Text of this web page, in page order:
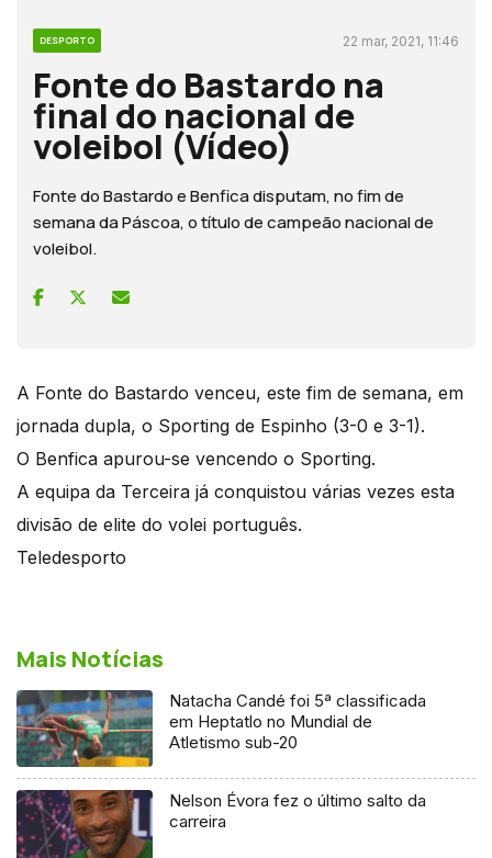
DESPORTO 22 mar, 2021, 11:46
Fonte do Bastardo na
final do nacional de
voleibol (Vídeo)
Fonte do Bastardo e Benfica disputam, no fim de
semana da Páscoa, o título de campeão nacional de
voleibol.
A Fonte do Bastardo venceu, este fim de semana, em
jornada dupla, o Sporting de Espinho (3-0 e 3-1).
O Benfica apurou-se vencendo o Sporting.
A equipa da Terceira já conquistou várias vezes esta
divisão de elite do volei português.
Teledesporto
Mais Notícias
Natacha Candé foi 5ª classificada
em Heptatlo no Mundial de
Atletismo sub-20
Nelson Évora fez o último salto da
carreira